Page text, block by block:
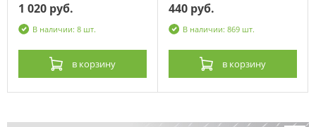
1 020 руб.
В наличии: 8 шт.
в корзину
440 руб.
В наличии: 869 шт.
в корзину